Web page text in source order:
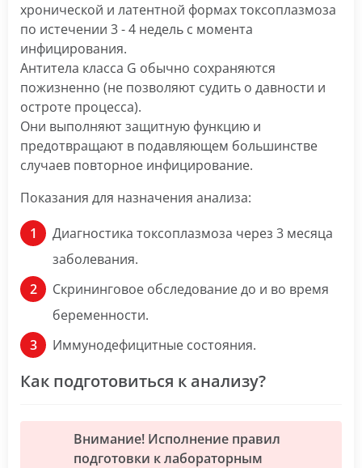
хронической и латентной формах токсоплазмоза
по истечении 3 - 4 недель с момента
инфицирования.
Антитела класса G обычно сохраняются
пожизненно (не позволяют судить о давности и
остроте процесса).
Они выполняют защитную функцию и
предотвращают в подавляющем большинстве
случаев повторное инфицирование.
Показания для назначения анализа:
Диагностика токсоплазмоза через 3 месяца
заболевания.
Скрининговое обследование до и во время
беременности.
Иммунодефицитные состояния.
Как подготовиться к анализу?
Внимание! Исполнение правил
подготовки к лабораторным